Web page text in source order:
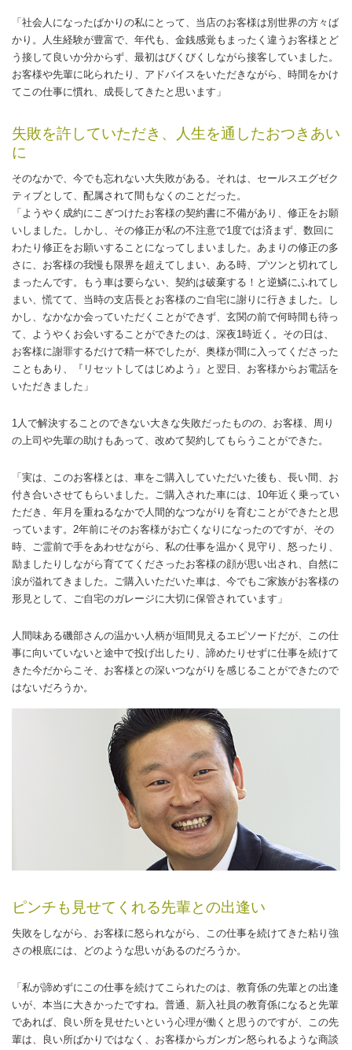
「社会人になったばかりの私にとって、当店のお客様は別世界の方々ば
かり。人生経験が豊富で、年代も、金銭感覚もまったく違うお客様とど
う接して良いか分からず、最初はびくびくしながら接客していました。
お客様や先輩に叱られたり、アドバイスをいただきながら、時間をかけ
てこの仕事に慣れ、成長してきたと思います」
失敗を許していただき、人生を通したおつきあい
に
そのなかで、今でも忘れない大失敗がある。それは、セールスエグゼク
ティブとして、配属されて間もなくのことだった。
「ようやく成約にこぎつけたお客様の契約書に不備があり、修正をお願
いしました。しかし、その修正が私の不注意で1度では済まず、数回に
わたり修正をお願いすることになってしまいました。あまりの修正の多
さに、お客様の我慢も限界を超えてしまい、ある時、プツンと切れてし
まったんです。もう車は要らない、契約は破棄する！と逆鱗にふれてし
まい、慌てて、当時の支店長とお客様のご自宅に謝りに行きました。し
かし、なかなか会っていただくことができず、玄関の前で何時間も待っ
て、ようやくお会いすることができたのは、深夜1時近く。その日は、
お客様に謝罪するだけで精一杯でしたが、奥様が間に入ってくださった
こともあり、『リセットしてはじめよう』と翌日、お客様からお電話を
いただきました」
1人で解決することのできない大きな失敗だったものの、お客様、周り
の上司や先輩の助けもあって、改めて契約してもらうことができた。
「実は、このお客様とは、車をご購入していただいた後も、長い間、お
付き合いさせてもらいました。ご購入された車には、10年近く乗ってい
ただき、年月を重ねるなかで人間的なつながりを育むことができたと思
っています。2年前にそのお客様がお亡くなりになったのですが、その
時、ご霊前で手をあわせながら、私の仕事を温かく見守り、怒ったり、
励ましたりしながら育ててくださったお客様の顔が思い出され、自然に
涙が溢れてきました。ご購入いただいた車は、今でもご家族がお客様の
形見として、ご自宅のガレージに大切に保管されています」
人間味ある磯部さんの温かい人柄が垣間見えるエピソードだが、この仕
事に向いていないと途中で投げ出したり、諦めたりせずに仕事を続けて
きた今だからこそ、お客様との深いつながりを感じることができたので
はないだろうか。
ピンチも見せてくれる先輩との出逢い
失敗をしながら、お客様に怒られながら、この仕事を続けてきた粘り強
さの根底には、どのような思いがあるのだろうか。
「私が諦めずにこの仕事を続けてこられたのは、教育係の先輩との出逢
いが、本当に大きかったですね。普通、新入社員の教育係になると先輩
であれば、良い所を見せたいという心理が働くと思うのですが、この先
輩は、良い所ばかりではなく、お客様からガンガン怒られるような商談